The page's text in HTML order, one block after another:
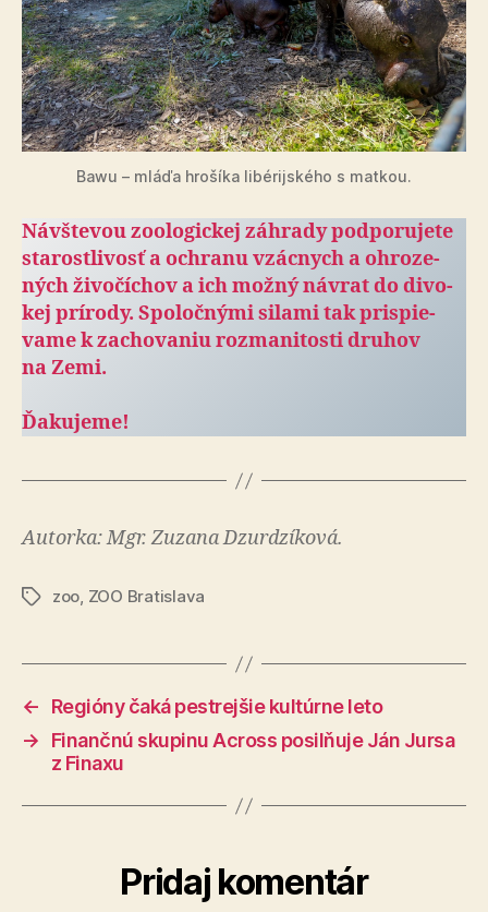
Bawu – mláďa hrošíka libérijského s matkou.
Návštevou zoologickej záhrady pod­po­ru­je­te
sta­rostli­vosť a och­ranu vzácnych a ohro­ze­
ných ži­vo­čí­chov a ich možný návrat do di­vo­
kej prí­rody. Spo­loč­nými silami tak prispie­
vame k za­cho­va­niu roz­ma­ni­tosti druhov
na Zemi.
Ďakujeme!
Autorka: Mgr. Zuzana Dzurdzíková.
Značky
zoo, ZOO Bratislava
←
Regióny čaká pestrejšie kultúrne leto
→
Finančnú skupinu Across posilňuje Ján Jursa
z Finaxu
Pridaj komentár